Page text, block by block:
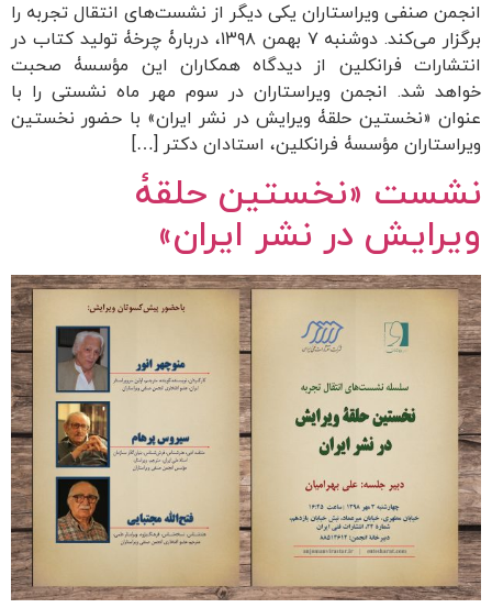
انجمن صنفی ویراستاران یکی دیگر از نشست‌های انتقال تجربه را
برگزار می‌کند. دوشنبه ۷ بهمن ۱۳۹۸، دربارۀ چرخۀ تولید کتاب در
انتشارات فرانکلین از دیدگاه همکاران این مؤسسۀ صحبت
خواهد شد. انجمن ویراستاران در سوم مهر ماه نشستی را با
عنوان «نخستین حلقۀ ویرایش در نشر ایران» با حضور نخستین
ویراستاران مؤسسۀ فرانکلین، استادان دکتر […]
نشست «نخستین حلقۀ
ویرایش در نشر ایران»